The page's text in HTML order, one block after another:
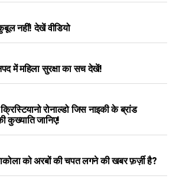
नहीं! देखें वीडियो
में महिला सुरक्षा का सच देखें!
रोनाल्डो जिस नाइकी के ब्रांड
जानिए!
को अरबों की चपत लगने की खबर फ़र्ज़ी है?